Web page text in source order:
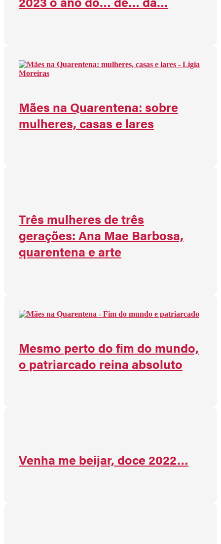
Mães na Quarentena: sobre
mulheres, casas e lares
Três mulheres de três
gerações: Ana Mae Barbosa,
quarentena e arte
Mesmo perto do fim do mundo,
o patriarcado reina absoluto
Venha me beijar, doce 2022…